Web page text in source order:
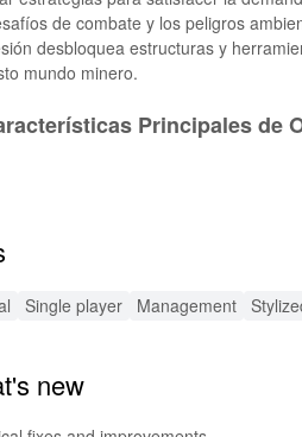
de combate y los peligros
desbloquea estructuras y
mundo minero.
Principales de
Rica de Recursos: Planifica y
tus expediciones mineras. 5.
Mejoras MOD para
Mejorados: Experimenta las minas
Single player Management
new